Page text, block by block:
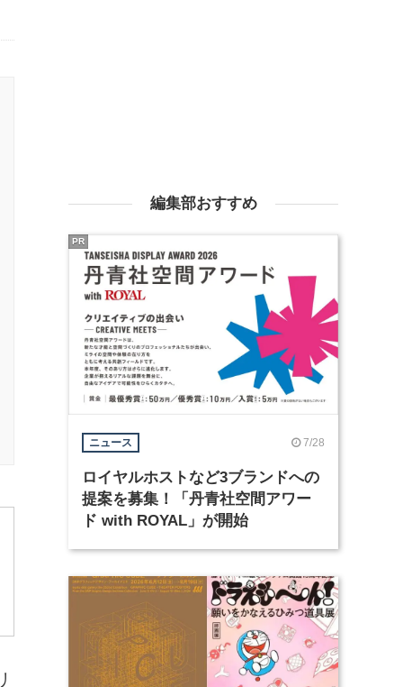
編集部おすすめ
ニュース 7/28
ロイヤルホストなど3ブランドへの
提案を募集！「丹青社空間アワー
ド with ROYAL」が開始
PR